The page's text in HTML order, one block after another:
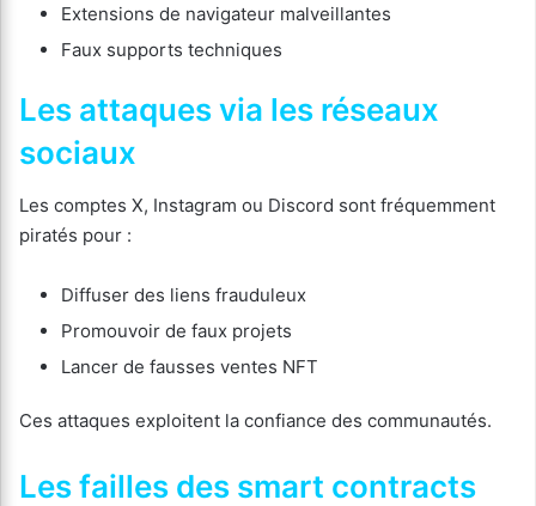
Extensions de navigateur malveillantes
Faux supports techniques
Les attaques via les réseaux
sociaux
Les comptes X, Instagram ou Discord sont fréquemment
piratés pour :
Diffuser des liens frauduleux
Promouvoir de faux projets
Lancer de fausses ventes NFT
Ces attaques exploitent la confiance des communautés.
Les failles des smart contracts